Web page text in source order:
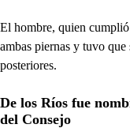
El hombre, quien
ambas piernas y tuvo que
posteriores.
De los Ríos fue
del Consejo